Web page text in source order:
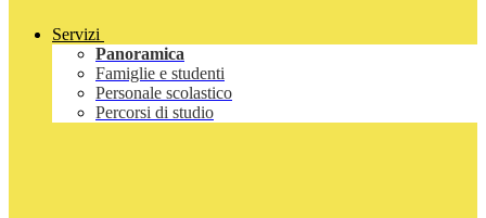
Servizi
Panoramica
Famiglie e studenti
Personale scolastico
Percorsi di studio